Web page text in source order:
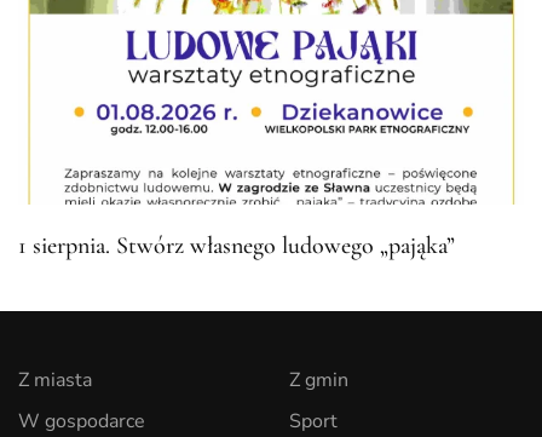
1 sierpnia. Stwórz własnego ludowego „pająka”
Z miasta
W gospodarce
Z gmin
Sport